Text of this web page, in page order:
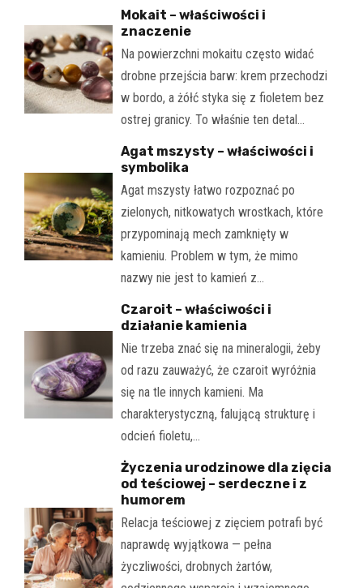
Mokait – właściwości i
znaczenie
Na powierzchni mokaitu często widać
drobne przejścia barw: krem przechodzi
w bordo, a żółć styka się z fioletem bez
ostrej granicy. To właśnie ten detal…
Agat mszysty – właściwości i
symbolika
Agat mszysty łatwo rozpoznać po
zielonych, nitkowatych wrostkach, które
przypominają mech zamknięty w
kamieniu. Problem w tym, że mimo
nazwy nie jest to kamień z…
Czaroit – właściwości i
działanie kamienia
Nie trzeba znać się na mineralogii, żeby
od razu zauważyć, że czaroit wyróżnia
się na tle innych kamieni. Ma
charakterystyczną, falującą strukturę i
odcień fioletu,…
Życzenia urodzinowe dla zięcia
od teściowej – serdeczne i z
humorem
Relacja teściowej z zięciem potrafi być
naprawdę wyjątkowa — pełna
życzliwości, drobnych żartów,